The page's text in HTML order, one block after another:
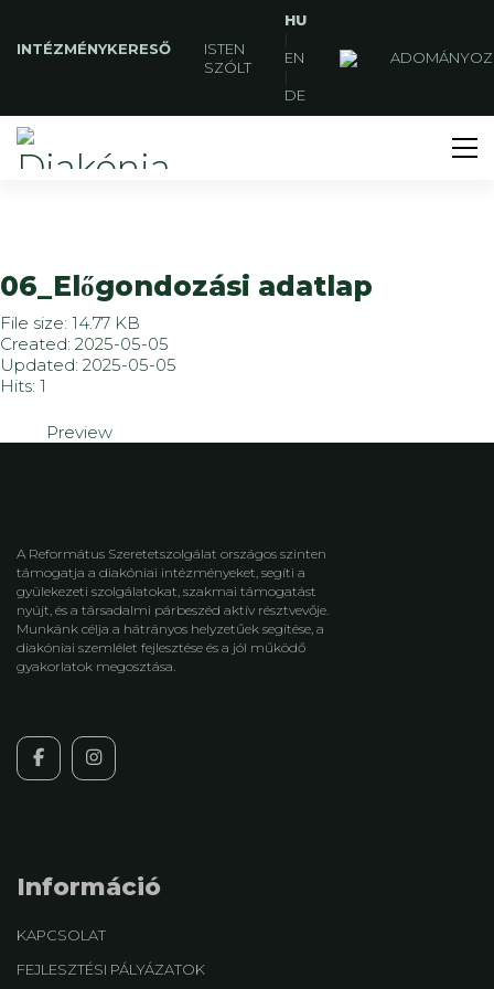
INTÉZMÉNYKERESŐ
ISTEN
SZÓLT
HU
|
EN
|
DE
06_Előgondozási adatlap
File size: 14.77 KB
Created: 2025-05-05
Updated: 2025-05-05
Hits: 1
Preview
A Református Szeretetszolgálat országos szinten
támogatja a diakóniai intézményeket, segíti a
gyülekezeti szolgálatokat, szakmai támogatást
nyújt, és a társadalmi párbeszéd aktív résztvevője.
Munkánk célja a hátrányos helyzetűek segítése, a
diakóniai szemlélet fejlesztése és a jól működő
gyakorlatok megosztása.
Információ
KAPCSOLAT
FEJLESZTÉSI PÁLYÁZATOK